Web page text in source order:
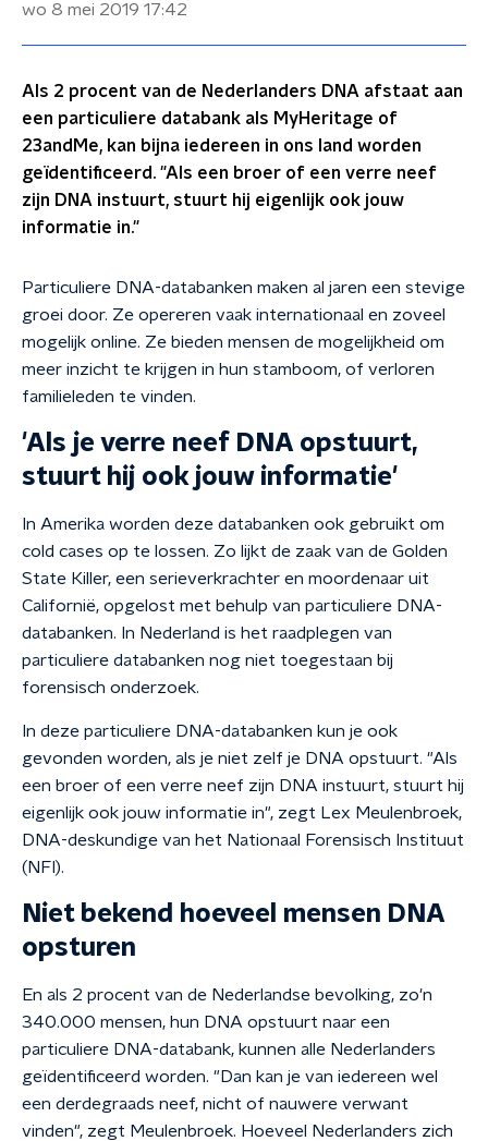
wo 8 mei 2019 17:42
Als 2 procent van de Nederlanders DNA afstaat aan
een particuliere databank als MyHeritage of
23andMe, kan bijna iedereen in ons land worden
geïdentificeerd. "Als een broer of een verre neef
zijn DNA instuurt, stuurt hij eigenlijk ook jouw
informatie in."
Particuliere DNA-databanken maken al jaren een stevige
groei door. Ze opereren vaak internationaal en zoveel
mogelijk online. Ze bieden mensen de mogelijkheid om
meer inzicht te krijgen in hun stamboom, of verloren
familieleden te vinden.
'Als je verre neef DNA opstuurt,
stuurt hij ook jouw informatie'
In Amerika worden deze databanken ook gebruikt om
cold cases op te lossen. Zo lijkt de zaak van de Golden
State Killer, een serieverkrachter en moordenaar uit
Californië, opgelost met behulp van particuliere DNA-
databanken. In Nederland is het raadplegen van
particuliere databanken nog niet toegestaan bij
forensisch onderzoek.
In deze particuliere DNA-databanken kun je ook
gevonden worden, als je niet zelf je DNA opstuurt. "Als
een broer of een verre neef zijn DNA instuurt, stuurt hij
eigenlijk ook jouw informatie in", zegt Lex Meulenbroek,
DNA-deskundige van het Nationaal Forensisch Instituut
(NFI).
Niet bekend hoeveel mensen DNA
opsturen
En als 2 procent van de Nederlandse bevolking, zo'n
340.000 mensen, hun DNA opstuurt naar een
particuliere DNA-databank, kunnen alle Nederlanders
geïdentificeerd worden. "Dan kan je van iedereen wel
een derdegraads neef, nicht of nauwere verwant
vinden", zegt Meulenbroek. Hoeveel Nederlanders zich